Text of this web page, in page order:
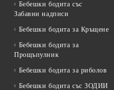
Бебешки бодита със
Забавни надписи
Бебешки бодита за Кръщене
Бебешки бодита за
Прощъпулник
Бебешки бодита за риболов
Бебешки бодита със ЗОДИИ